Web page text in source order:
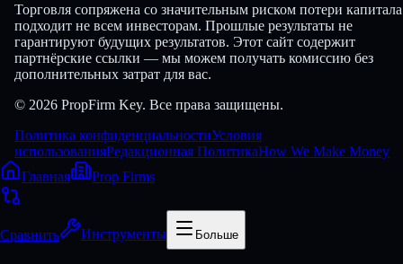
Торговля сопряжена со значительным риском потери
подходит не всем инвесторам. Прошлые результаты не
гарантируют будущих результатов. Этот сайт содержит
партнёрские ссылки — мы можем получать комиссию без
дополнительных затрат для вас.
© 2026 PropFirm Key. Все права защищены.
Политика конфиденциальностиУсловия
использованияРедакционная ПолитикаHow We Make Money
Главная
Prop Firms
Сравнить Инструменты Больше